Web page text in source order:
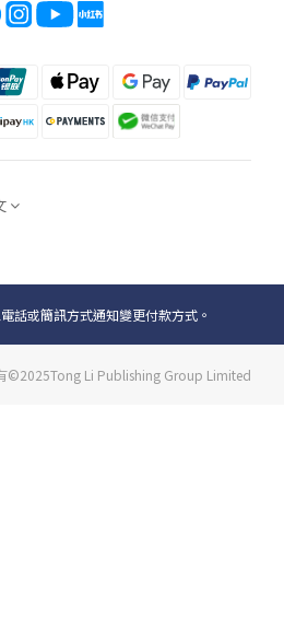
話或簡訊方式通知變更付款方式。
©2025Tong Li Publishing Group Limited